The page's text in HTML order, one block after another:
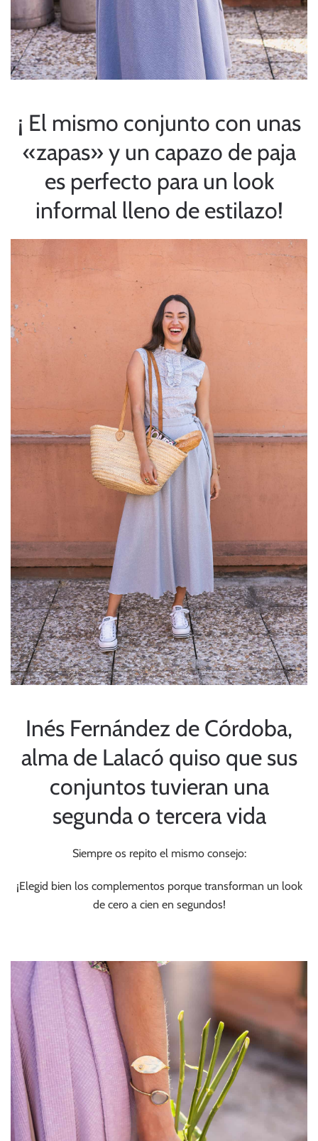
¡ El mismo conjunto con unas
«zapas» y un capazo de paja
es perfecto para un look
informal lleno de estilazo!
Inés Fernández de Córdoba,
alma de Lalacó quiso que sus
conjuntos tuvieran una
segunda o tercera vida
Siempre os repito el mismo consejo:
¡Elegid bien los complementos porque transforman un look
de cero a cien en segundos!